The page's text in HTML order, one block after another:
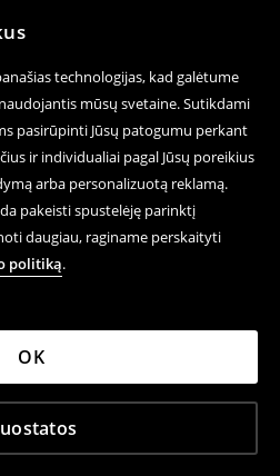
technologijas, kad galėtume
mūsų svetaine. Sutikdami
pasirūpinti Jūsų patogumu perkant
ir individualiai pagal Jūsų poreikius
arba personalizuotą reklamą.
pakeisti spustelėję parinktį
daugiau, raginame perskaityti
politiką.
OK